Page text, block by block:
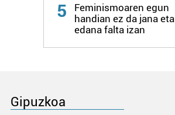
5
Feminismoaren egun
handian ez da jana eta
edana falta izan
Gipuzkoa